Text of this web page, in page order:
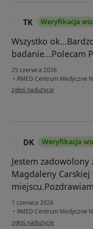
TK Weryfikacja
Wszystko
badanie...Polecam
25 czerwca 2026
• RMED Centrum Medyczne
w opinii użytkownika TK
zgłoś nadużycie
DK Weryfikacja
Jestem
Magdaleny
1 czerwca 2026
• RMED Centrum Medyczne
w opinii użytkownika DK
zgłoś nadużycie